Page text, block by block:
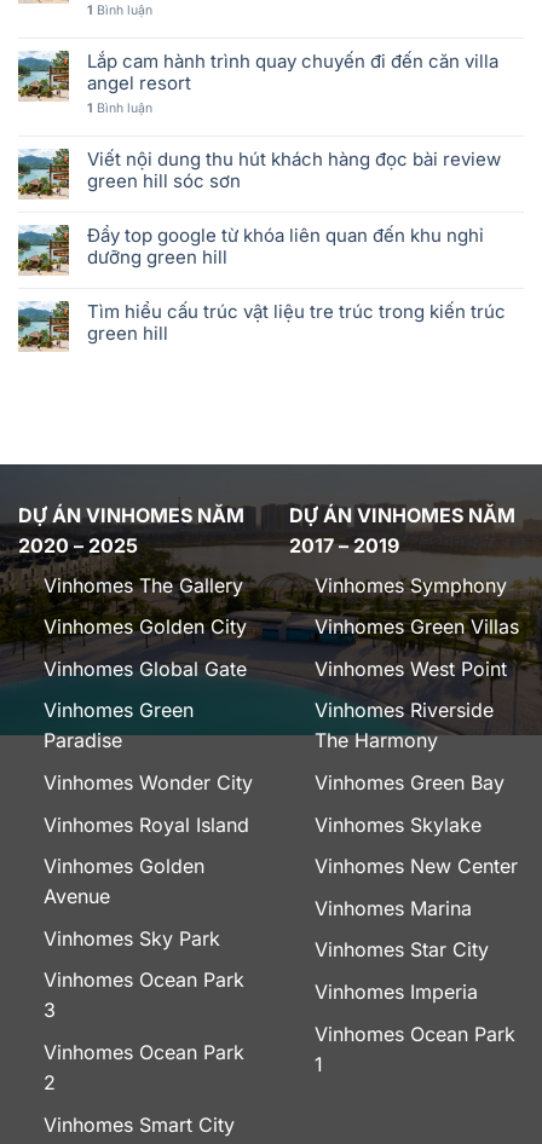
1 Bình luận
Lắp cam hành trình quay chuyến đi đến căn villa
angel resort
1 Bình luận
Viết nội dung thu hút khách hàng đọc bài review
green hill sóc sơn
Đẩy top google từ khóa liên quan đến khu nghỉ
dưỡng green hill
Tìm hiểu cấu trúc vật liệu tre trúc trong kiến trúc
green hill
DỰ ÁN VINHOMES NĂM
2020 – 2025
Vinhomes The Gallery
Vinhomes Golden City
Vinhomes Global Gate
Vinhomes Green
Paradise
Vinhomes Wonder City
Vinhomes Royal Island
Vinhomes Golden
Avenue
Vinhomes Sky Park
Vinhomes Ocean Park
3
Vinhomes Ocean Park
2
Vinhomes Smart City
DỰ ÁN VINHOMES NĂM
2017 – 2019
Vinhomes Symphony
Vinhomes Green Villas
Vinhomes West Point
Vinhomes Riverside
The Harmony
Vinhomes Green Bay
Vinhomes Skylake
Vinhomes New Center
Vinhomes Marina
Vinhomes Star City
Vinhomes Imperia
Vinhomes Ocean Park
1